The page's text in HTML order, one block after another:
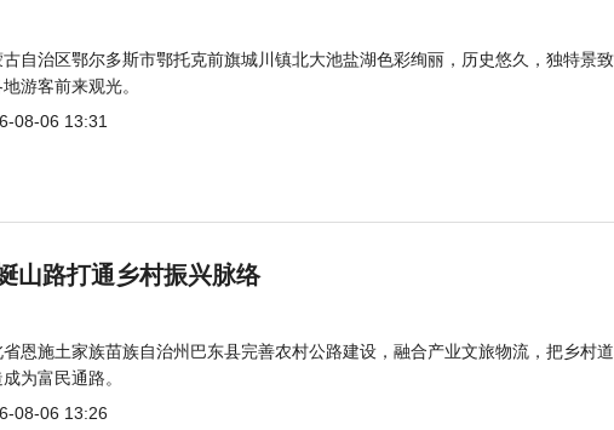
古自治区鄂尔多斯市鄂托克前旗城川镇北大池盐湖色彩绚丽，历史悠久，独特景
游客前来观光。
08-06 13:31
山路打通乡村振兴脉络
省恩施土家族苗族自治州巴东县完善农村公路建设，融合产业文旅物流，把乡村
为富民通路。
08-06 13:26